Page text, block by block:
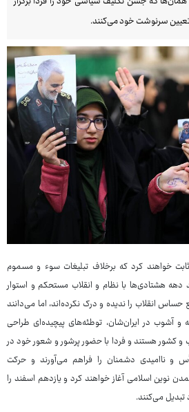
سرنوشت خود می‌کنند.
ثابت خواهند کرد که برخلاف تبلیغات سوء و مسموم
دهه هشتادی‌ها با نظام و انقلاب مستحکم و استوار
حساس انقلاب را ندیده و درک نکرده‌اند، اما می‌دانند
و آشوب در ایران‌شان، توطئه‌های پیچیده‌ای طراحی
و کشور هستند و فردا با حضور پرشور و شعور خود در
و ناامیدی دشمنان را فراهم می‌آورند و حرکت
نوین اسلامی آغاز خواهند کرد و یازدهم اسفند را
می‌کنند.